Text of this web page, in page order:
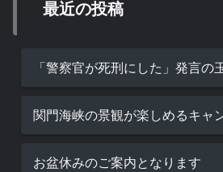
最近の投稿
「警察官が死刑にした」発言の
関門海峡の景観が楽しめるキャ
お盆休みのご案内となります